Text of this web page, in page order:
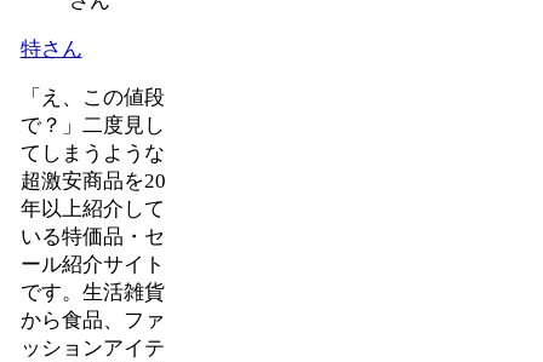
特さん
「え、この値段
で？」二度見し
てしまうような
超激安商品を20
年以上紹介して
いる特価品・セ
ール紹介サイト
です。生活雑貨
から食品、ファ
ッションアイテ